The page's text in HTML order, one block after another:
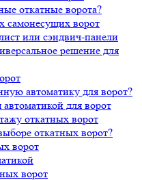
откатные ворота?
самонесущих ворот
или сэндвич-панели
решение для
автоматику для ворот?
для ворот
откатных ворот
откатных ворот?
ворот
ворот